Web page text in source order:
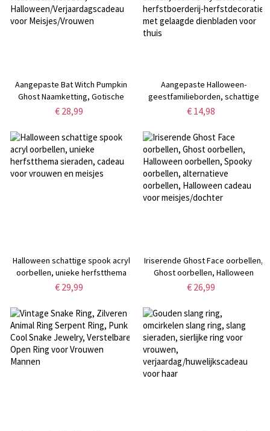
Aangepaste Bat Witch Pumpkin
Ghost Naamketting, Gotische
Naamplaatketting, Halloween
Halloween/Verjaardagscadeau
voor Meisjes/Vrouwen
€ 28,99
Aangepaste Halloween-
geestfamilieborden, schattige
Halloween-decoraties voor
herfstboerderij-herfstdecoratie
met gelaagde dienbladen voor
thuis
€ 14,98
Halloween schattige spook acryl
oorbellen, unieke herfstthema
sieraden, cadeau voor vrouwen
€ 29,99
Iriserende Ghost Face oorbellen,
Ghost oorbellen, Halloween
oorbellen, Spooky oorbellen,
Halloween cadeau voor
meisjes/dochter
€ 26,99